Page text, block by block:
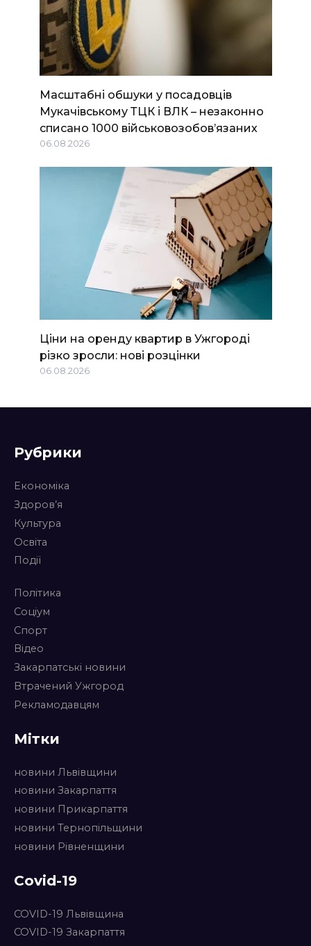
Масштабні обшуки у посадовців
Мукачівському ТЦК і ВЛК – незаконно
списано 1000 військовозобов’язаних
06.08.2026
Ціни на оренду квартир в Ужгороді
різко зросли: нові розцінки
06.08.2026
Рубрики
Економіка
Здоров’я
Культура
Освіта
Події
Політика
Соціум
Спорт
Відео
Закарпатські новини
Втрачений Ужгород
Рекламодавцям
Мітки
новини Львівщини
новини Закарпаття
новини Прикарпаття
новини Тернопільщини
новини Рівненщини
Covid-19
COVID-19 Львівщина
COVID-19 Закарпаття